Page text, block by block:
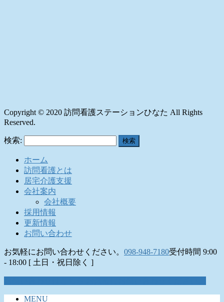
Copyright © 2020 訪問看護ステーションひなた All Rights
Reserved.
検索:
ホーム
訪問看護とは
居宅介護支援
会社案内
会社概要
採用情報
更新情報
お問い合わせ
お気軽にお問い合わせください。 098-948-7180受付時間 9:00
- 18:00 [ 土日・祝日除く ]
MENU